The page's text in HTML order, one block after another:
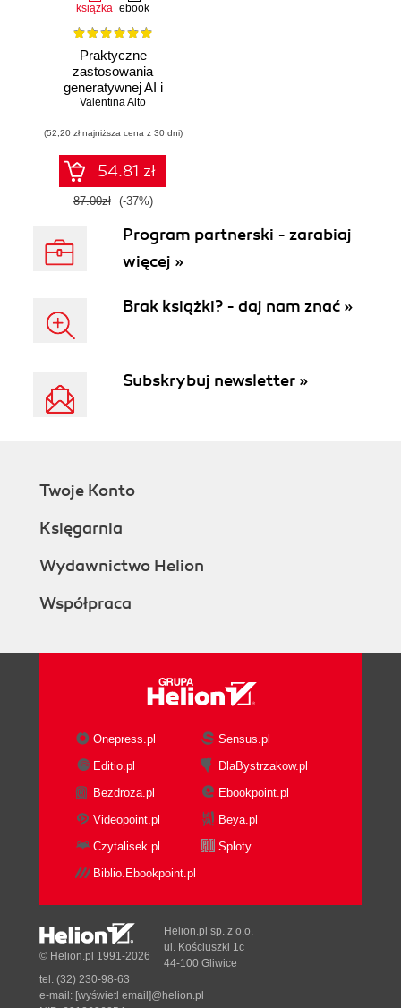
książka ebook
Praktyczne
zastosowania
generatywnej AI i
ChatGPT.
potencjał inżynierii
promptów z
technologiami
OpenAI dla
zwiększenia
kreatywności.
Valentina Alto
(52,20 zł najniższa cena z 30 dni)
54.81 zł
87.00zł (-37%)
Program partnerski - zarabiaj
więcej »
Brak książki? - daj nam znać »
Subskrybuj newsletter »
Twoje Konto
Księgarnia
Wydawnictwo Helion
Współpraca
Onepress.pl
Sensus.pl
Editio.pl
DlaBystrzakow.pl
Bezdroza.pl
Ebookpoint.pl
Videopoint.pl
Beya.pl
Czytalisek.pl
Sploty
Biblio.Ebookpoint.pl
© Helion.pl 1991-2026
Helion.pl sp. z o.o.
ul. Kościuszki 1c
44-100 Gliwice
tel. (32) 230-98-63
e-mail: [wyświetl email]@helion.pl